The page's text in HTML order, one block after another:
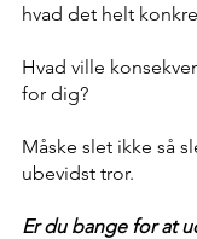
hvad det helt
Hvad ville
for dig?
Måske slet ikke så
ubevidst tror.
Er du bange for at